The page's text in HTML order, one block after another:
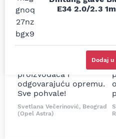
E34 2.0/2.3
Dodaj u
moguće online
prodavnice auto delova
i definitivno najbolje
cene su ovde. Kupila
sam više puta auto
delove iz MD Auto. Uvek
dobra preporuka za
proizvođača i
odgovarajuću opremu.
Sve pohvale!
Svetlana Večerinović, Beograd
(Opel Astra)